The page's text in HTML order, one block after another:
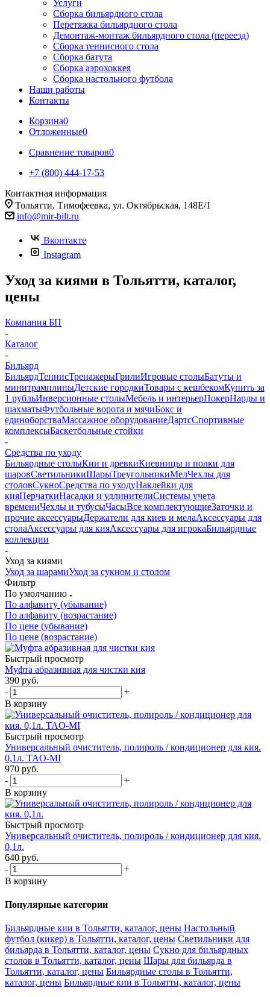
Услуги
Сборка бильярдного стола
Перетяжка бильярдного стола
Демонтаж-монтаж бильярдного стола (переезд)
Сборка теннисного стола
Сборка батута
Сборка аэрохоккея
Сборка настольного футбола
Наши работы
Контакты
Корзина0
Отложенные0
Сравнение товаров0
+7 (800) 444-17-53
Контактная информация
Тольятти, Тимофеевка, ул. Октябрьская, 148Е/1
info@mir-bilt.ru
Вконтакте
Instagram
Уход за киями в Тольятти, каталог,
цены
Компания БП
-
Каталог
-
Бильярд
БильярдТеннисТренажерыГрилиИгровые столыБатуты и
минитрамплиныДетские городкиТовары с кешбекомКупить за
1 рубльИнверсионные столыМебель и интерьерПокерНарды и
шахматыФутбольные ворота и мячиБокс и
единоборстваМассажное оборудованиеДартсСпортивные
комплексыБаскетбольные стойки
-
Средства по уходу
Бильярдные столыКии и древкиКиевницы и полки для
шаровСветильникиШарыТреугольникиМелЧехлы для
столовСукноСредства по уходуНаклейки для
кияПерчаткиНасадки и удлинителиСистемы учета
времениЧехлы и тубусыЧасыВсе комплектующиеЗаточки и
прочие аксессуарыДержатели для киев и мелаАксессуары для
столаАксессуары для кияАксессуары для игрокаБильярдные
коллекции
-
Уход за киями
Уход за шарамиУход за сукном и столом
Фильтр
По умолчанию
По алфавиту (убывание)
По алфавиту (возрастание)
По цене (убывание)
По цене (возрастание)
Быстрый просмотр
Муфта абразивная для чистки кия
390 руб.
-
+
В корзину
Быстрый просмотр
Универсальный очиститель, полироль / кондиционер для кия.
0,1л. TAO-MI
970 руб.
-
+
В корзину
Быстрый просмотр
Универсальный очиститель, полироль / кондиционер для кия.
0,1л.
640 руб.
-
+
В корзину
Популярные категории
Бильярдные кии в Тольятти, каталог, цены Настольный
футбол (кикер) в Тольятти, каталог, цены Светильники для
бильярда в Тольятти, каталог, цены Сукно для бильярдных
столов в Тольятти, каталог, цены Шары для бильярда в
Тольятти, каталог, цены Бильярдные столы в Тольятти,
каталог, цены Бильярдные кии в Тольятти, каталог, цены